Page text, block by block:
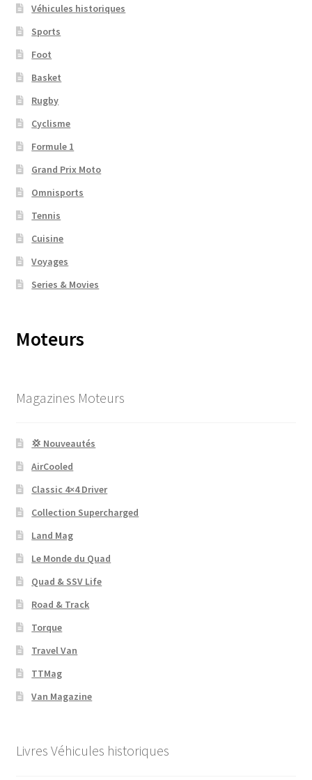
Véhicules historiques
Sports
Foot
Basket
Rugby
Cyclisme
Formule 1
Grand Prix Moto
Omnisports
Tennis
Cuisine
Voyages
Series & Movies
Moteurs
Magazines Moteurs
💢 Nouveautés
AirCooled
Classic 4×4 Driver
Collection Supercharged
Land Mag
Le Monde du Quad
Quad & SSV Life
Road & Track
Torque
Travel Van
TTMag
Van Magazine
Livres Véhicules historiques